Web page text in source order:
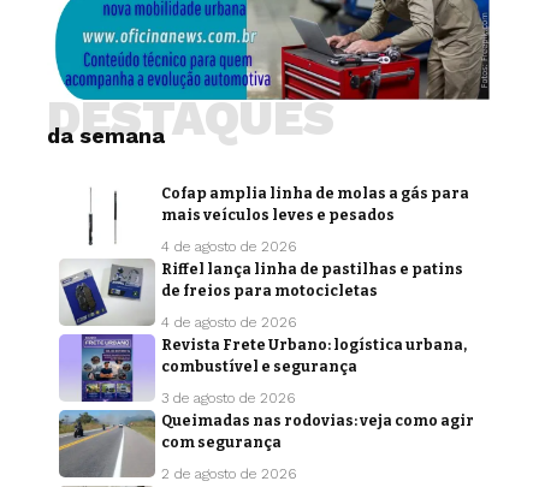
da semana
DESTAQUES
Cofap amplia linha de molas a gás para
mais veículos leves e pesados
4 de agosto de 2026
Riffel lança linha de pastilhas e patins
de freios para motocicletas
4 de agosto de 2026
Revista Frete Urbano: logística urbana,
combustível e segurança
3 de agosto de 2026
Queimadas nas rodovias: veja como agir
com segurança
2 de agosto de 2026